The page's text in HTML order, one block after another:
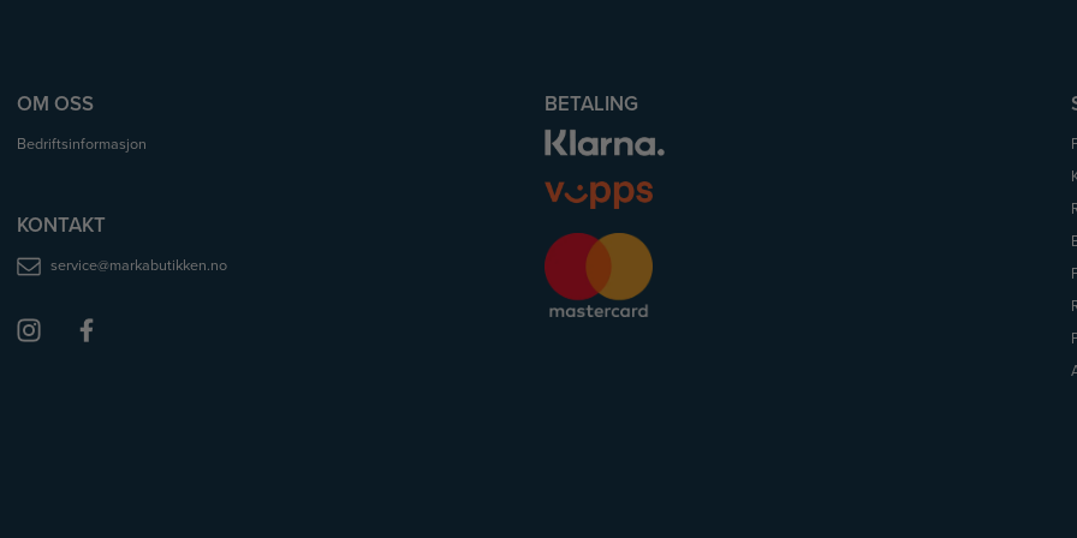
OM OSS
Bedriftsinformasjon
KONTAKT
service@markabutikken.no
BETALING